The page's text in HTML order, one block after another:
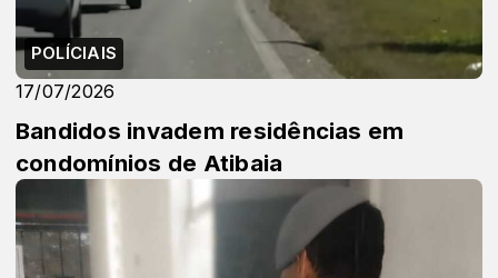
POLÍCIAIS
17/07/2026
Bandidos invadem residências em
condomínios de Atibaia